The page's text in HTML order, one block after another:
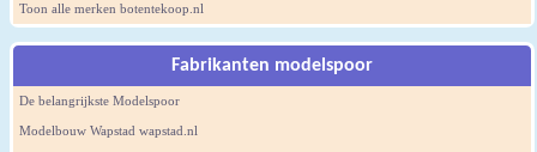
Toon alle merken botentekoop.nl
Fabrikanten modelspoor
De belangrijkste Modelspoor
Modelbouw Wapstad wapstad.nl